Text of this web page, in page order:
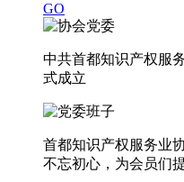
GO
中共首都知识产权服
式成立
首都知识产权服务业
不忘初心，为会员们